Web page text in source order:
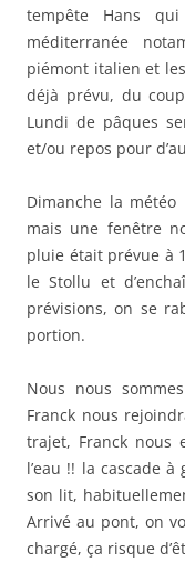
tempête Hans
méditerranée
piémont italien et
déjà prévu, du
Lundi de pâques
et/ou repos pour
Dimanche la météo
mais une fenêtre
pluie était prévue à
le Stollu et
prévisions, on se
portion.
Nous nous
Franck nous
trajet, Franck nous
l’eau !! la cascade
son lit,
Arrivé au pont, on
chargé, ça risque